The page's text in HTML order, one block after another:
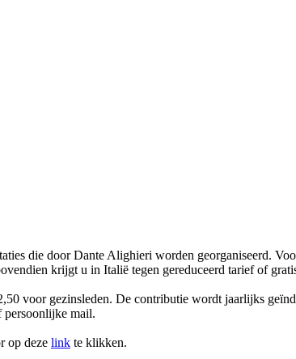
die door Dante Alighieri worden georganiseerd.
krijgt u in Italië tegen gereduceerd tarief of
voor gezinsleden. De contributie wordt jaarlijks
persoonlijke mail.
op deze link te klikken.